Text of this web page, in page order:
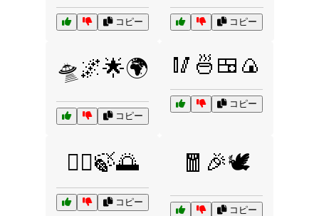
コピー コピー
🛸🌌🌟🌍
コピー
🥢🍜🍱🍙
コピー
🧘‍♂️🍃🌅
コピー
🧧🎉🕊️
コピー